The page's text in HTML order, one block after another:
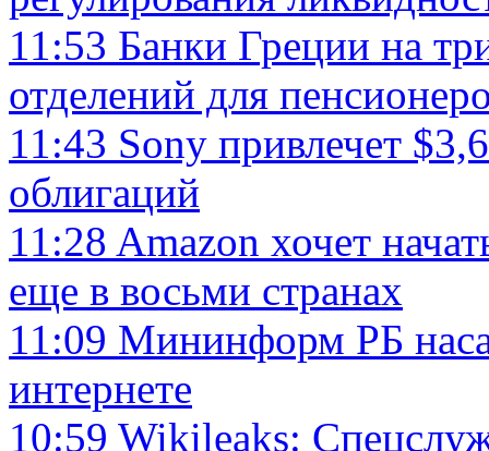
11:53 Банки Греции на
отделений для
11:43 Sony привлечет
облигаций
11:28 Amazon хочет
еще в восьми странах
11:09 Мининформ РБ
интернете
10:59 Wikileaks: